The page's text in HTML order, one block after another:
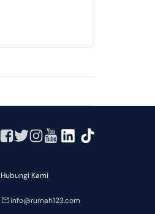
Hubungi Kami
info@rumah123.com